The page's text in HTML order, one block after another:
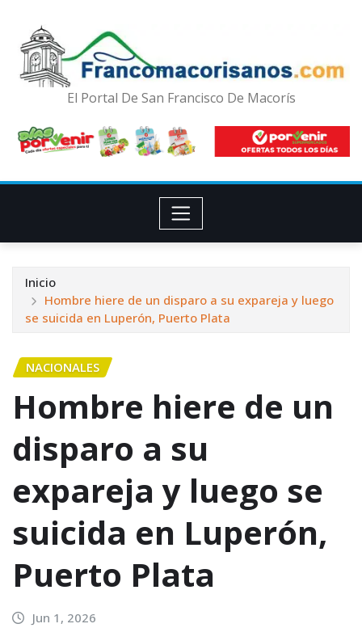
El Portal De San Francisco De Macorís
Inicio
Hombre hiere de un disparo a su expareja y luego
se suicida en Luperón, Puerto Plata
NACIONALES
Hombre hiere de un
disparo a su
expareja y luego se
suicida en Luperón,
Puerto Plata
Jun 1, 2026